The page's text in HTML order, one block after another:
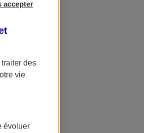
accepter
des
vie
évoluer